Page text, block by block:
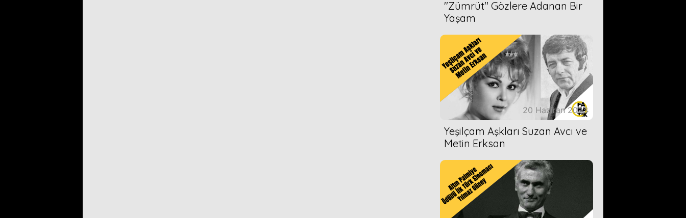
''Zümrüt'' Gözlere Adanan Bir
Yaşam
20 Haziran 2023
Yeşilçam Aşkları Suzan Avcı ve
Metin Erksan